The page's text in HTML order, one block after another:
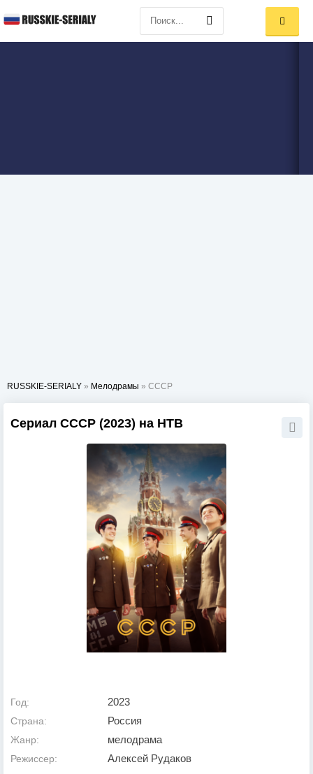
RUSSKIE-SERIALY » Мелодрамы » СССР
Сериал СССР (2023) на НТВ
Год: 2023
Страна: Россия
Жанр: мелодрама
Режиссер: Алексей Рудаков